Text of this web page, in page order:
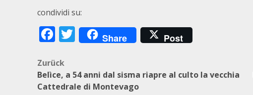
condividi su:
Facebook
Twitter
Share Post
Beitragsnavigation
Zurück
Belìce, a 54 anni dal sisma riapre al culto la vecchia
Cattedrale di Montevago